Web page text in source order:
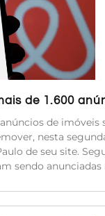
de 1.600
de
nesta
de seu site.
sendo